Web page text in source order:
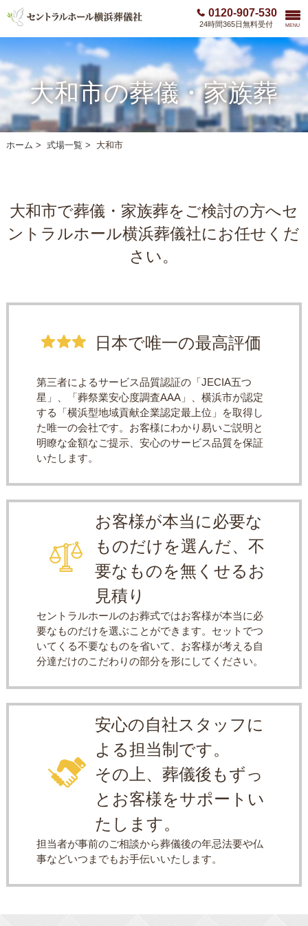
0120-907-530
24時間365日無料受付 MENU
大和市の葬儀・家族葬
ホーム > 式場一覧 > 大和市
大和市で葬儀・家族葬をご検討の方へセ
ントラルホール横浜葬儀社にお任せくだ
さい。
日本で唯一の最高評価
第三者によるサービス品質認証の「JECIA五つ
星」、「葬祭業安心度調査AAA」、横浜市が認定
する「横浜型地域貢献企業認定最上位」を取得し
た唯一の会社です。お客様にわかり易いご説明と
明瞭な金額なご提示、安心のサービス品質を保証
いたします。
お客様が本当に必要な
ものだけを選んだ、不
要なものを無くせるお
見積り
セントラルホールのお葬式ではお客様が本当に必
要なものだけを選ぶことができます。セットでつ
いてくる不要なものを省いて、お客様が考える自
分達だけのこだわりの部分を形にしてください。
安心の自社スタッフに
よる担当制です。
その上、葬儀後もずっ
とお客様をサポートい
たします。
担当者が事前のご相談から葬儀後の年忌法要や仏
事などいつまでもお手伝いいたします。